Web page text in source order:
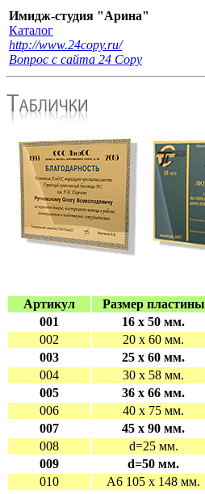
Имидж-студия "Арина"
Каталог
http://www.24copy.ru/
Вопрос с сайта 24 Сopy
Артикул Размер пластины
001
16 х 50 мм.
002
20 х 60 мм.
003
25 х 60 мм.
004
30 х 58 мм.
005
36 х 66 мм.
006
40 х 75 мм.
007
45 х 90 мм.
008
d=25 мм.
009
d=50 мм.
010
А6 105 х 148 мм.